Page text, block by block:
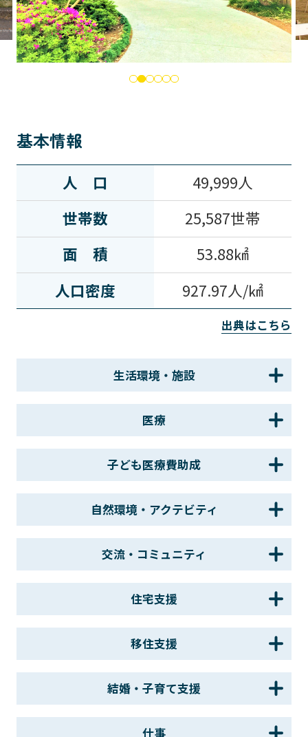
基本情報
人口
49,999人
世帯数
25,587世帯
面積
53.88㎢
人口密度
927.97人/㎢
出典はこちら
生活環境・施設
医療
子ども医療費助成
自然環境・アクテビティ
交流・コミュニティ
住宅支援
移住支援
結婚・子育て支援
仕事